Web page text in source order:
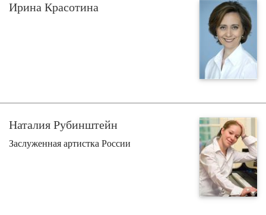
Ирина Красотина
Наталия Рубинштейн
Заслуженная артистка России